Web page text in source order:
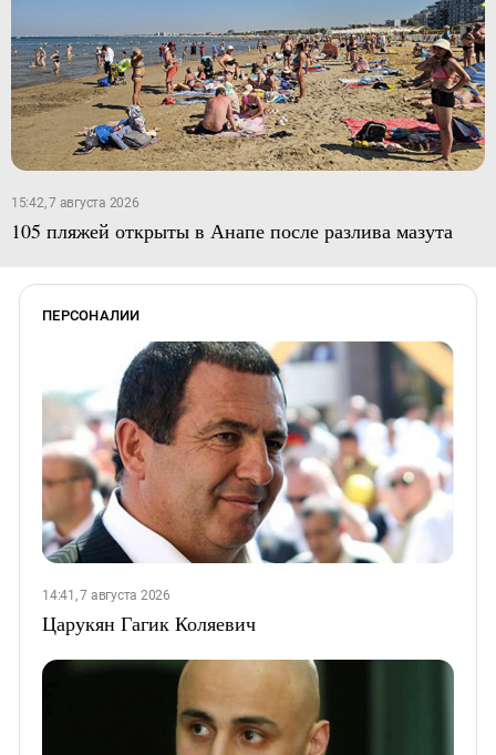
15:42, 7 августа 2026
105 пляжей открыты в Анапе после разлива мазута
ПЕРСОНАЛИИ
14:41, 7 августа 2026
Царукян Гагик Коляевич